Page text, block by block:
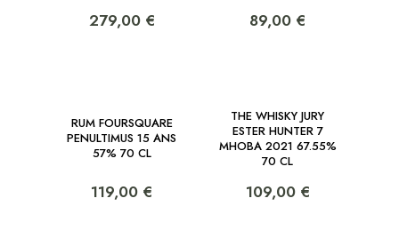
279,00 € 89,00 €
RUM FOURSQUARE
PENULTIMUS 15 ANS
57% 70 CL
119,00 €
THE WHISKY JURY
ESTER HUNTER 7
MHOBA 2021 67.55%
70 CL
109,00 €